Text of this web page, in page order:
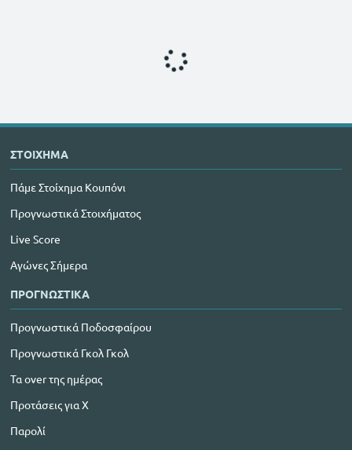
ΣΤΟΙΧΗΜΑ
Πάμε Στοίχημα Κουπόνι
Προγνωστικά Στοιχήματος
Live Score
Αγώνες Σήμερα
ΠΡΟΓΝΩΣΤΙΚΑ
Προγνωστικά Ποδοσφαίρου
Προγνωστικά Γκολ Γκολ
Τα over της ημέρας
Προτάσεις για Χ
Παρολί